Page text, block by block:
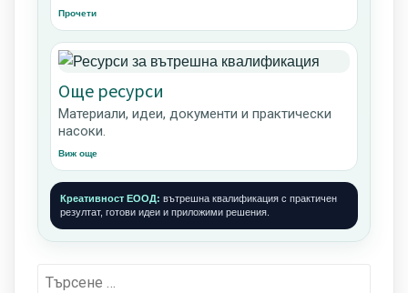
Прочети
Още ресурси
Материали, идеи, документи и практически
насоки.
Виж още
Креативност ЕООД: вътрешна квалификация с практичен
резултат, готови идеи и приложими решения.
Търсене